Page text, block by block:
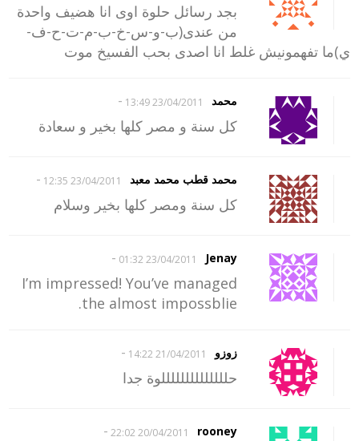
بجد رسائل حلوة اوى انا هضيف واحدة
من عندى(ب-و-س-خ-ب-م-ت-ح-ف-
ي)ما تفهمونيش غلط انا اصدى بحب الفسيخ موت
محمد 23/04/2011 13:49
-
كل سنة و مصر كلها بخير و سعادة
محمد قطب محمد معبد 23/04/2011 12:35
-
كل سنة ومصر كلها بخير وسلام
Jenay
23/04/2011 01:32
-
I’m impressed! You’ve managed
the almost impossblie.
زوزو 21/04/2011 14:22
-
حللللللللللللللوة جدا
rooney
20/04/2011 22:02
-